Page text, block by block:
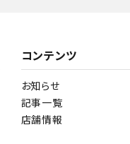
コンテンツ
お知らせ
記事一覧
店舗情報